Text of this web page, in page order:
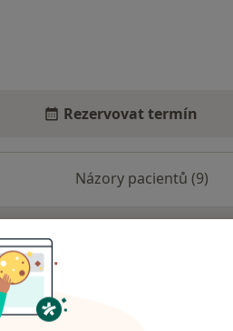
Rezervovat termín
Názory pacientů (9)
nejsou k dispozici
informace o svých službách.